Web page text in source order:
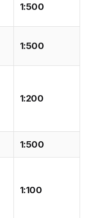
1:500
1:500
1:200
1:500
1:100